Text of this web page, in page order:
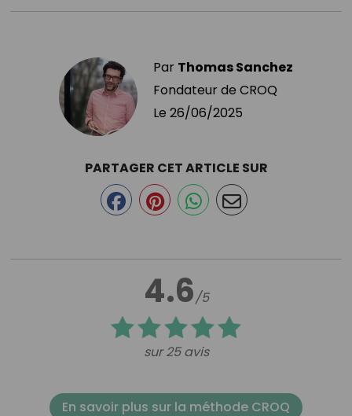
Par Thomas Sanchez
Fondateur de CROQ
Le 26/06/2025
4.6/5
sur 25 avis
PARTAGER CET ARTICLE SUR
En savoir plus sur la méthode CROQ